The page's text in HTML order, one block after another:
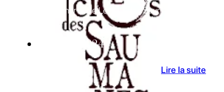
La famille Janer cède Le Clos des Saumanes
05 Août 2024
Lire la suite